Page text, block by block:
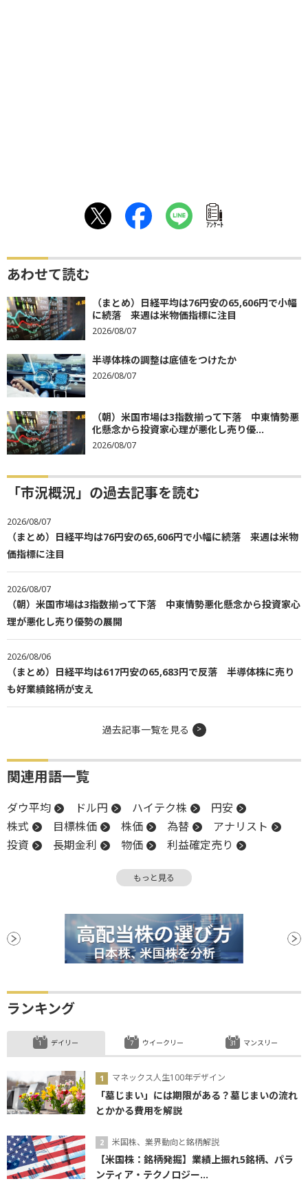
ｱﾝｹｰﾄ
あわせて読む
（まとめ）日経平均は76円安の65,606円で小幅
に続落 来週は米物価指標に注目
2026/08/07
半導体株の調整は底値をつけたか
2026/08/07
（朝）米国市場は3指数揃って下落 中東情勢悪
化懸念から投資家心理が悪化し売り優...
2026/08/07
「市況概況」の過去記事を読む
2026/08/07
（まとめ）日経平均は76円安の65,606円で小幅に続落 来週は米物
価指標に注目
2026/08/07
（朝）米国市場は3指数揃って下落 中東情勢悪化懸念から投資家心
理が悪化し売り優勢の展開
2026/08/06
（まとめ）日経平均は617円安の65,683円で反落 半導体株に売り
も好業績銘柄が支え
過去記事一覧を見る
関連用語一覧
ダウ平均 ドル円 ハイテク株
円安
株式
目標株価 株価 為替
アナリスト
投資
長期金利 物価
利益確定売り
NASDAQ
米連邦公開市場委員会
債務格付け 続伸 続落 利下げ
もっと見る
ランキング
デイリー
マネックス人生100年デザイン
「墓じまい」には期限がある？墓じまいの流れ
とかかる費用を解説
米国株、業界動向と銘柄解説
【米国株：銘柄発掘】業績上振れ5銘柄、パラ
ンティア・テクノロジー...
ウイークリー マンスリー